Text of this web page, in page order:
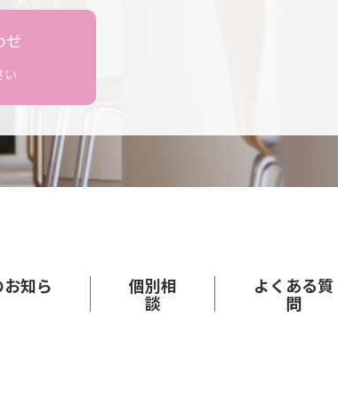
せ
い
お知ら 個別相
談
よくある質
問